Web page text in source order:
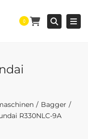
0
Bagger
R330NLC-9A